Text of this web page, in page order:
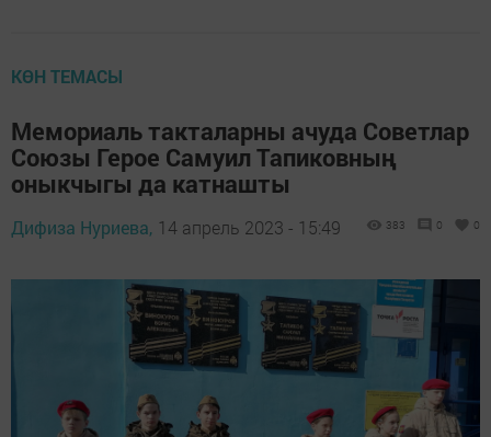
КӨН ТЕМАСЫ
Мемориаль такталарны ачуда Советлар
Союзы Герое Самуил Тапиковның
оныкчыгы да катнашты
Дифиза Нуриева, 14 апрель 2023 - 15:49 383 0 0